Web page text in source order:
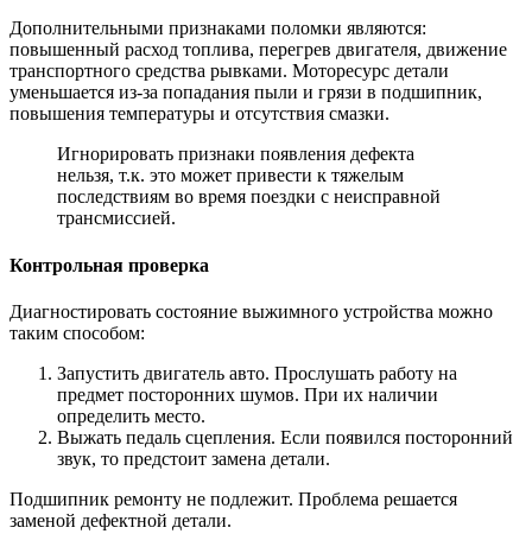
Дополнительными признаками поломки являются:
повышенный расход топлива, перегрев двигателя, движение
транспортного средства рывками. Моторесурс детали
уменьшается из-за попадания пыли и грязи в подшипник,
повышения температуры и отсутствия смазки.
Игнорировать признаки появления дефекта
нельзя, т.к. это может привести к тяжелым
последствиям во время поездки с неисправной
трансмиссией.
Контрольная проверка
Диагностировать состояние выжимного устройства можно
таким способом:
Запустить двигатель авто. Прослушать работу на
предмет посторонних шумов. При их наличии
определить место.
Выжать педаль сцепления. Если появился посторонний
звук, то предстоит замена детали.
Подшипник ремонту не подлежит. Проблема решается
заменой дефектной детали.